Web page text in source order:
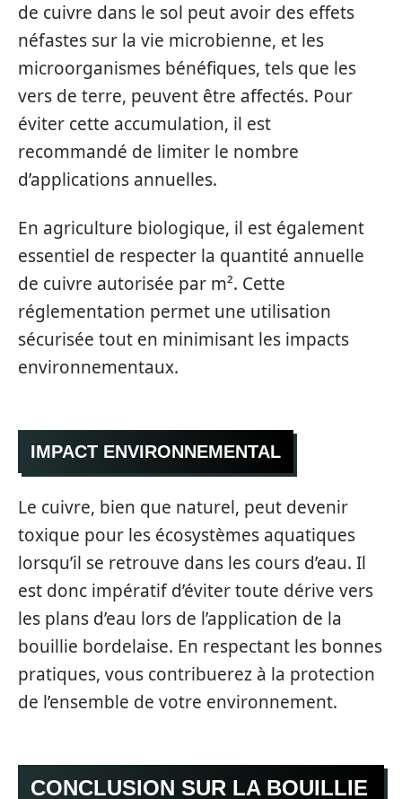
de cuivre dans le sol peut avoir des effets
néfastes sur la vie microbienne, et les
microorganismes bénéfiques, tels que les
vers de terre, peuvent être affectés. Pour
éviter cette accumulation, il est
recommandé de limiter le nombre
d’applications annuelles.
En agriculture biologique, il est également
essentiel de respecter la quantité annuelle
de cuivre autorisée par m². Cette
réglementation permet une utilisation
sécurisée tout en minimisant les impacts
environnementaux.
IMPACT ENVIRONNEMENTAL
Le cuivre, bien que naturel, peut devenir
toxique pour les écosystèmes aquatiques
lorsqu’il se retrouve dans les cours d’eau. Il
est donc impératif d’éviter toute dérive vers
les plans d’eau lors de l’application de la
bouillie bordelaise. En respectant les bonnes
pratiques, vous contribuerez à la protection
de l’ensemble de votre environnement.
CONCLUSION SUR LA BOUILLIE